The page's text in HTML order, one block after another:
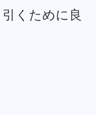
くために良